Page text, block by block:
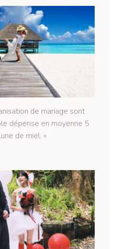
de mariage sont
dépense en moyenne 5
de miel. »